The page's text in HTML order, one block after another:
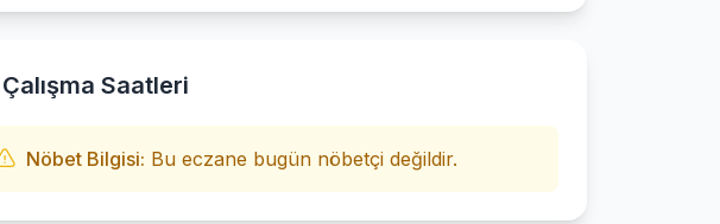
Çalışma Saatleri
Nöbet Bilgisi: Bu eczane bugün nöbetçi değildir.